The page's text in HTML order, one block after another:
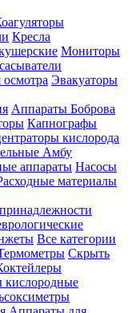
Кресла
Мониторы
Эвакуаторы
Аппараты Боброва
Капнографы
кислорода
Амбу
аппараты Насосы
материалы
Все категории
Скрыть
кислородные